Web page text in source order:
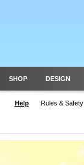
SHOP DESIGN
Help Rules & Safety